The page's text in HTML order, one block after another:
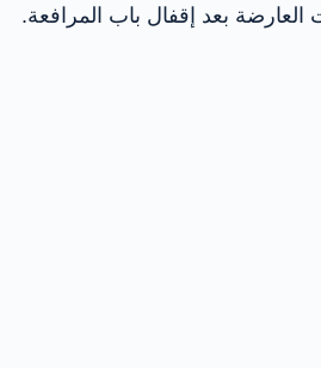
العارضة بعد إقفال باب المرافعة.